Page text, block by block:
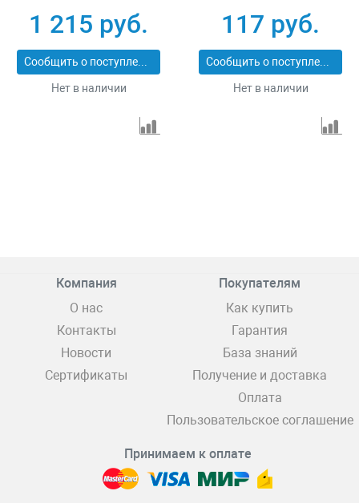
1 215 руб.
Сообщить о поступлении
Нет в наличии
117 руб.
Сообщить о поступлении
Нет в наличии
Компания
О нас
Контакты
Новости
Сертификаты
Покупателям
Как купить
Гарантия
База знаний
Получение и доставка
Оплата
Пользовательское соглашение
Принимаем к оплате